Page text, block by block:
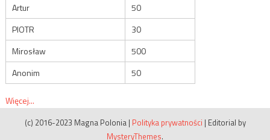
Artur
50
PIOTR
30
Mirosław
500
Anonim
50
Więcej...
(c) 2016-2023 Magna Polonia | Polityka prywatności | Editorial by
MysteryThemes.